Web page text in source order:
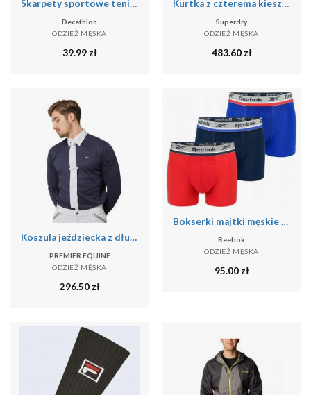
Skarpety sportowe tenis Artengo RS160 niskie 5 par
Decathlon
ODZIEŻ MĘSKA
39.99zł
Kurtka z czterema kieszeniami Superdry
Superdry
ODZIEŻ MĘSKA
483.60zł
Koszula jeździecka z długim rękawem Premier Equine Giulio
PREMIER EQUINE
ODZIEŻ MĘSKA
296.50zł
Bokserki majtki męskie 3 pary REEBOK SHORT SPORTS TRUNK ELIM
Reebok
ODZIEŻ MĘSKA
95.00zł